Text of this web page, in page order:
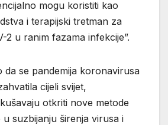
mogu koristiti kao
i terapijski tretman za
2 u ranim fazama infekcije”.
da se pandemija koronavirusa
cijeli svijet,
otkriti nove metode
suzbijanju širenja virusa i